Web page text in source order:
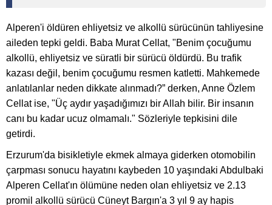
Alperen'i öldüren ehliyetsiz ve alkollü sürücünün tahliyesine
aileden tepki geldi. Baba Murat Cellat, "Benim çocuğumu
alkollü, ehliyetsiz ve süratli bir sürücü öldürdü. Bu trafik
kazası değil, benim çocuğumu resmen katletti. Mahkemede
anlatılanlar neden dikkate alınmadı?” derken, Anne Özlem
Cellat ise, "Üç aydır yaşadığımızı bir Allah bilir. Bir insanın
canı bu kadar ucuz olmamalı." Sözleriyle tepkisini dile
getirdi.
Erzurum'da bisikletiyle ekmek almaya giderken otomobilin
çarpması sonucu hayatını kaybeden 10 yaşındaki Abdulbaki
Alperen Cellat'ın ölümüne neden olan ehliyetsiz ve 2.13
promil alkollü sürücü Cüneyt Bargın'a 3 yıl 9 ay hapis